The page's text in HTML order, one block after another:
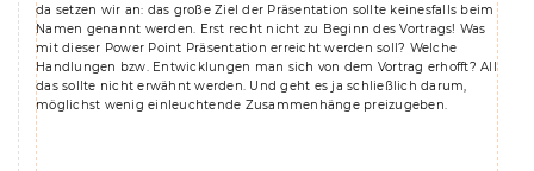
da setzen wir an: das große Ziel der Präsentation sollte keinesfalls beim
Namen genannt werden. Erst recht nicht zu Beginn des Vortrags! Was
mit dieser Power Point Präsentation erreicht werden soll? Welche
Handlungen bzw. Entwicklungen man sich von dem Vortrag erhofft? All
das sollte nicht erwähnt werden. Und geht es ja schließlich darum,
möglichst wenig einleuchtende Zusammenhänge preizugeben.